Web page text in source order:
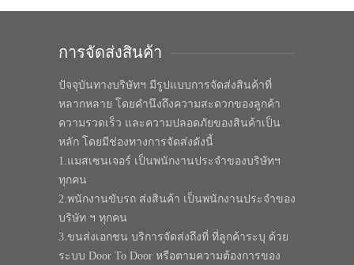
การจัดส่งสินค้า
ปัจจุบันทางบริษัทฯ มีรูปแบบการจัดส่งสินค้าที่
หลากหลาย โดยคำนึงถึงความสะดวกของลูกค้า
ความรวดเร็ว และความปลอดภัยของสินค้าเป็น
หลัก โดยมีช่องทางการจัดส่งดังนี้
1.แมสเซนเจอร์ เป็นพนักงานประจำของบริษัทฯ
ทุกคน
2.พนักงานขับรถ ส่งสินค้า เป็นพนักงานประจำของ
บริษัท ฯ ทุกคน
3.ขนส่งเอกชน บริการจัดส่งถึงที่ ที่ลูกค้าระบุ ด้วย
ระบบ Door To Door หรือตามความต้องการของ